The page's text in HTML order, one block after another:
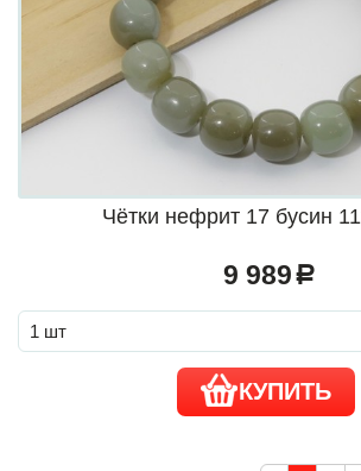
Чётки нефрит 17 бусин
9 989 a
КУПИТЬ